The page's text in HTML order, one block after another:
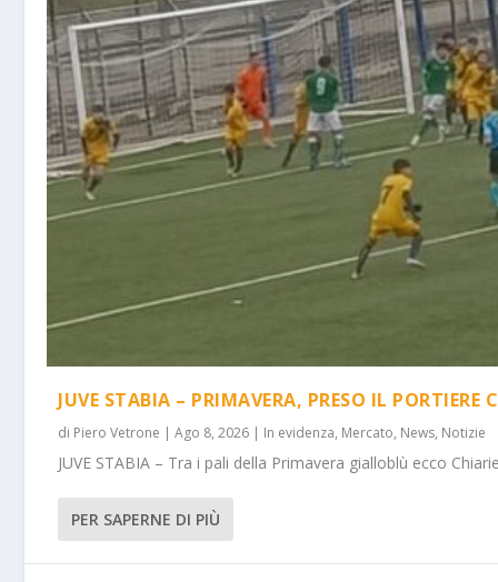
JUVE STABIA – PRIMAVERA, PRESO IL PORTIERE
di Piero Vetrone |Ago 8, 2026 | In evidenza, Mercato, News, Notizie
JUVE STABIA – Tra i pali della Primavera gialloblù ecco
PER SAPERNE DI PIÙ